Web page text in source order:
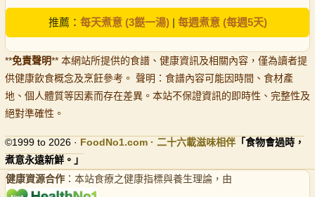
推薦： 每天煮意 (3餸一湯)| 每週煮意 (每週5天)
**免責聲明** 本網站所提供的食譜、健康資訊及相關內容，僅為讀者提
供健康飲食概念及烹飪參考。 聲明：食譜內容可能因時間、食材產
地、個人體質等因素而存在差異。本站不保證資訊的即時性、完整性及
絕對準確性。
©1999 to 2026 · FoodNo1.com · 二十六載滋味相伴 「食物會過時，
煮意永遠新鮮。」
健康資源合作 ：本站食療之健康指標與養生理論，由